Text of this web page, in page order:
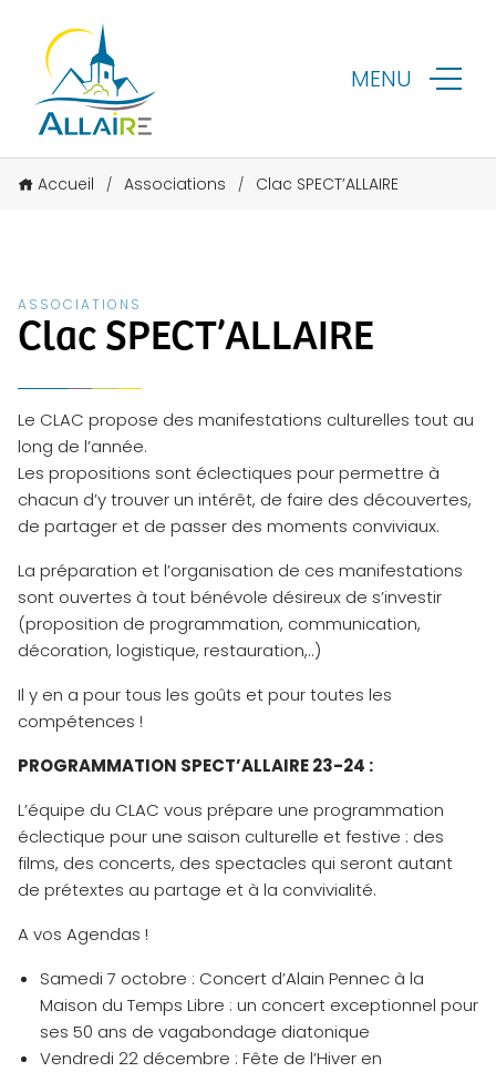
MENU
Accueil / Associations / Clac SPECT’ALLAIRE
ASSOCIATIONS
Clac SPECT’ALLAIRE
Le CLAC propose des manifestations culturelles tout au
long de l’année.
Les propositions sont éclectiques pour permettre à
chacun d’y trouver un intérêt, de faire des découvertes,
de partager et de passer des moments conviviaux.
La préparation et l’organisation de ces manifestations
sont ouvertes à tout bénévole désireux de s’investir
(proposition de programmation, communication,
décoration, logistique, restauration,..)
Il y en a pour tous les goûts et pour toutes les
compétences !
PROGRAMMATION SPECT’ALLAIRE 23-24 :
L’équipe du CLAC vous prépare une programmation
éclectique pour une saison culturelle et festive : des
films, des concerts, des spectacles qui seront autant
de prétextes au partage et à la convivialité.
A vos Agendas !
Samedi 7 octobre : Concert d’Alain Pennec à la
Maison du Temps Libre : un concert exceptionnel pour
ses 50 ans de vagabondage diatonique
Vendredi 22 décembre : Fête de l’Hiver en